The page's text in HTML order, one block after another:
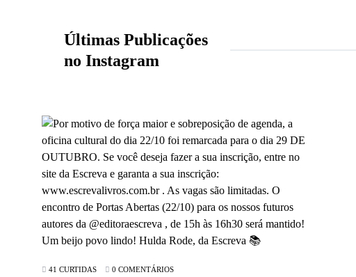
Últimas Publicações
no Instagram
41 CURTIDAS 0 COMENTÁRIOS